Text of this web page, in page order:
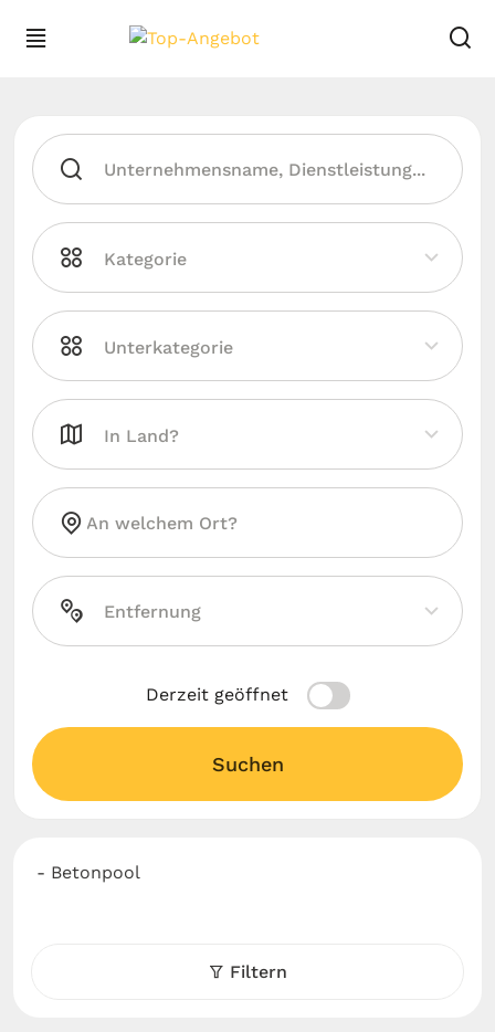
Derzeit geöffnet
Suchen
- Betonpool
Filtern